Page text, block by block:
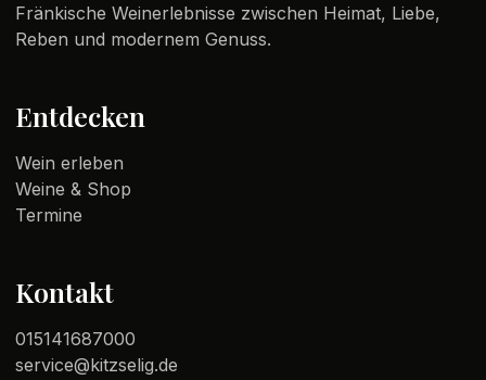
Fränkische Weinerlebnisse zwischen Heimat, Liebe,
Reben und modernem Genuss.
Entdecken
Wein erleben
Weine & Shop
Termine
Kontakt
015141687000
service@kitzselig.de